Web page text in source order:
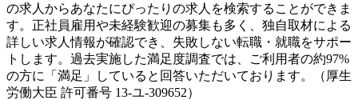
の求人からあなたにぴったりの求人を検索することができま
す。正社員雇用や未経験歓迎の募集も多く、独自取材による
詳しい求人情報が確認でき、失敗しない転職・就職をサポー
トします。過去実施した満足度調査では、ご利用者の約97%
の方に「満足」していると回答いただいております。（厚生
労働大臣 許可番号 13-ユ-309652）